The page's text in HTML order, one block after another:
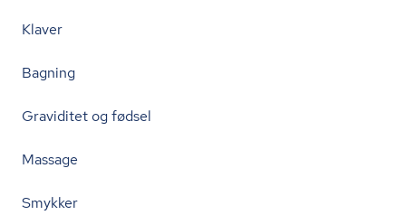
Klaver
Bagning
Graviditet og fødsel
Massage
Smykker